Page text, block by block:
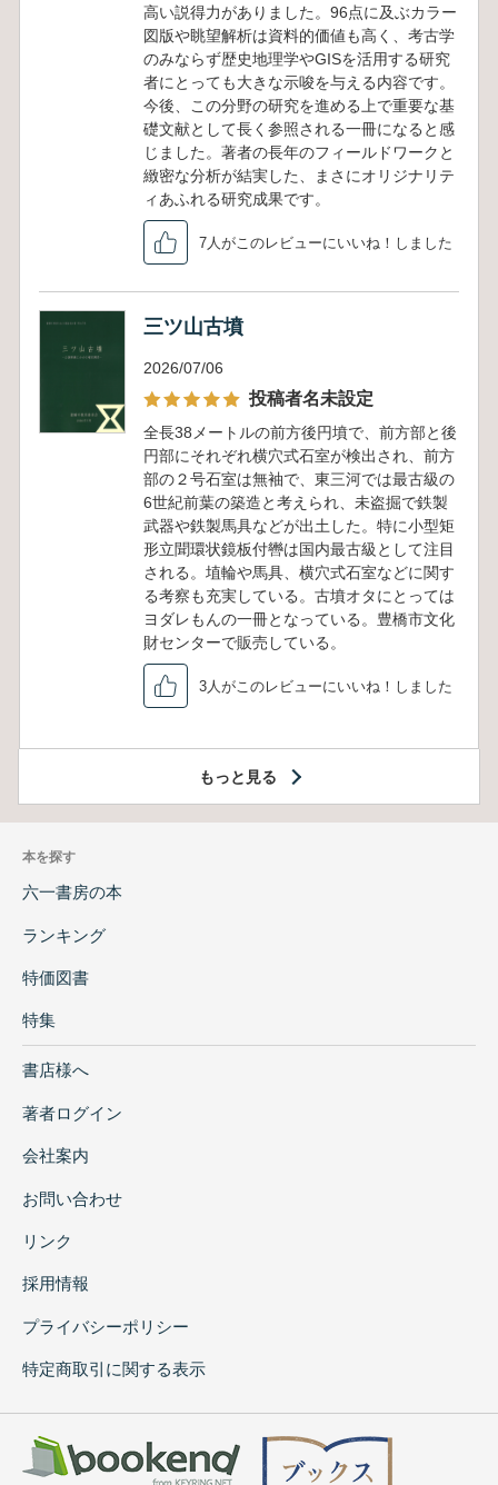
高い説得力がありました。96点に及ぶカラー
図版や眺望解析は資料的価値も高く、考古学
のみならず歴史地理学やGISを活用する研究
者にとっても大きな示唆を与える内容です。
今後、この分野の研究を進める上で重要な基
礎文献として長く参照される一冊になると感
じました。著者の長年のフィールドワークと
緻密な分析が結実した、まさにオリジナリテ
ィあふれる研究成果です。
7人がこのレビューにいいね！しました
三ツ山古墳
2026/07/06
投稿者名未設定
全長38メートルの前方後円墳で、前方部と後
円部にそれぞれ横穴式石室が検出され、前方
部の２号石室は無袖で、東三河では最古級の
6世紀前葉の築造と考えられ、未盗掘で鉄製
武器や鉄製馬具などが出土した。特に小型矩
形立聞環状鏡板付轡は国内最古級として注目
される。埴輪や馬具、横穴式石室などに関す
る考察も充実している。古墳オタにとっては
ヨダレもんの一冊となっている。豊橋市文化
財センターで販売している。
3人がこのレビューにいいね！しました
もっと見る
本を探す
六一書房の本
ランキング
特価図書
特集
書店様へ
著者ログイン
会社案内
お問い合わせ
リンク
採用情報
プライバシーポリシー
特定商取引に関する表示